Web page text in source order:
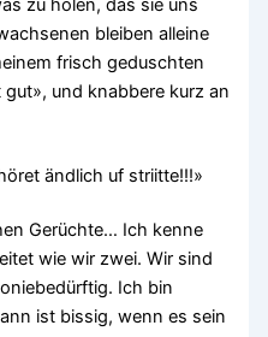
zu holen, das sie uns
bleiben alleine
frisch geduschten
und knabbere kurz an
ändlich uf striitte!!!»
Gerüchte… Ich kenne
wie wir zwei. Wir sind
Ich bin
ist bissig, wenn es sein